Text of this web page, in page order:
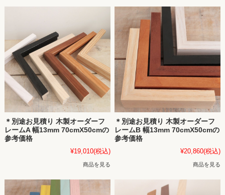
＊別途お見積り 木製オーダーフ
レームA 幅13mm 70cmX50cmの
参考価格
¥19,010(税込)
商品を見る
＊別途お見積り 木製オーダーフ
レームB 幅13mm 70cmX50cmの
参考価格
¥20,860(税込)
商品を見る